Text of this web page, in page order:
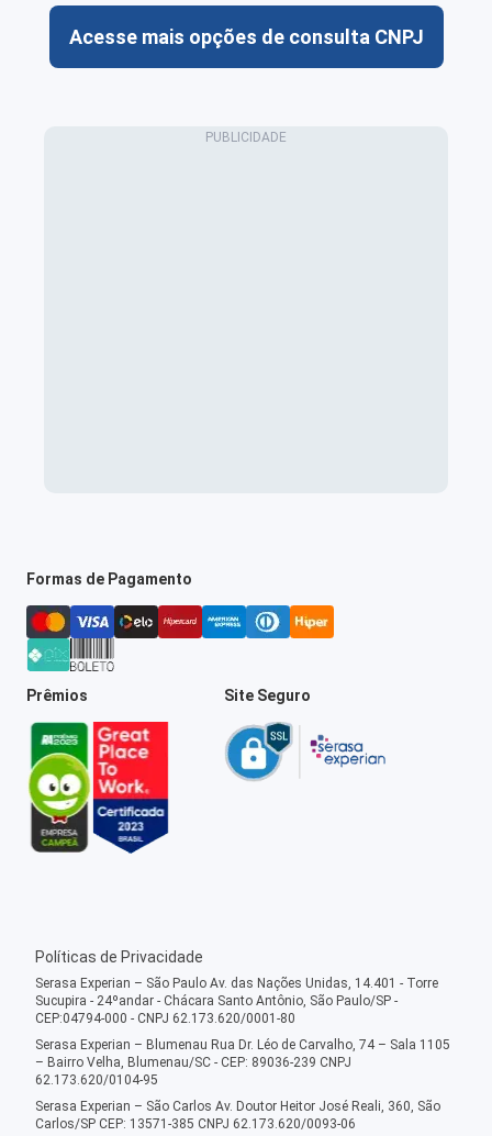
Acesse mais opções de consulta CNPJ
Formas de Pagamento
Prêmios Site Seguro
Políticas de Privacidade
Serasa Experian – São Paulo Av. das Nações Unidas, 14.401 - Torre
Sucupira - 24ºandar - Chácara Santo Antônio, São Paulo/SP -
CEP:04794-000 - CNPJ 62.173.620/0001-80
Serasa Experian – Blumenau Rua Dr. Léo de Carvalho, 74 – Sala 1105
– Bairro Velha, Blumenau/SC - CEP: 89036-239 CNPJ
62.173.620/0104-95
Serasa Experian – São Carlos Av. Doutor Heitor José Reali, 360, São
Carlos/SP CEP: 13571-385 CNPJ 62.173.620/0093-06